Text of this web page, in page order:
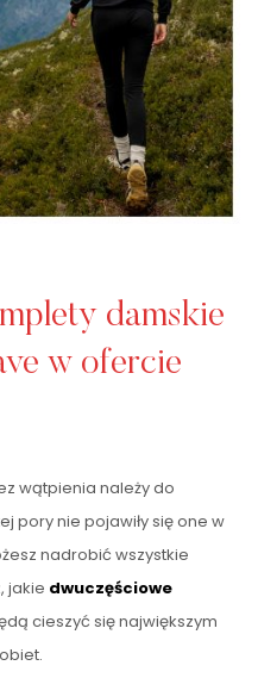
damskie
w ofercie
wątpienia należy do
pory nie pojawiły się one w
nadrobić wszystkie
jakie dwuczęściowe
cieszyć się największym